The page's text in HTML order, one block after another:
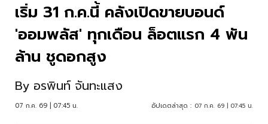
เริ่ม 31 ก.ค.นี้ คลังเปิดขายบอนด์
'ออมพลัส' ทุกเดือน ล็อตแรก 4 พัน
ล้าน ชูดอกสูง
By อรพินท์ จันทะแสง
07 ก.ค. 69 | 07:45 น. อัปเดตล่าสุด : 07 ก.ค. 69 | 07:45 น.